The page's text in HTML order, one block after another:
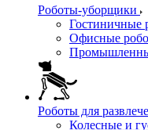
Роботы-уборщики
Гостиничные
Офисные
Роботы для
Колесные и